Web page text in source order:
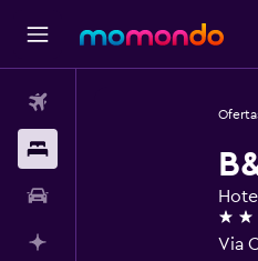
3
Via